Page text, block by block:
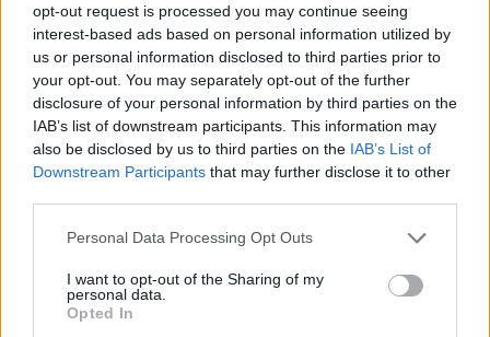
opt-out request is processed you may continue seeing
interest-based ads based on personal information utilized by
us or personal information disclosed to third parties prior to
your opt-out. You may separately opt-out of the further
disclosure of your personal information by third parties on the
IAB’s list of downstream participants. This information may
also be disclosed by us to third parties on the IAB’s List of
Downstream Participants that may further disclose it to other
Please note that this website/app uses one or more Google
not limited to your visit or usage behaviour. You may click to
grant or deny consent to Google and its third-party tags to
use your data for below specified purposes in below Google
Personal Data Processing Opt Outs
I want to opt-out of the Sharing of my
personal data.
Opted In
Fitness ,Διατροφη